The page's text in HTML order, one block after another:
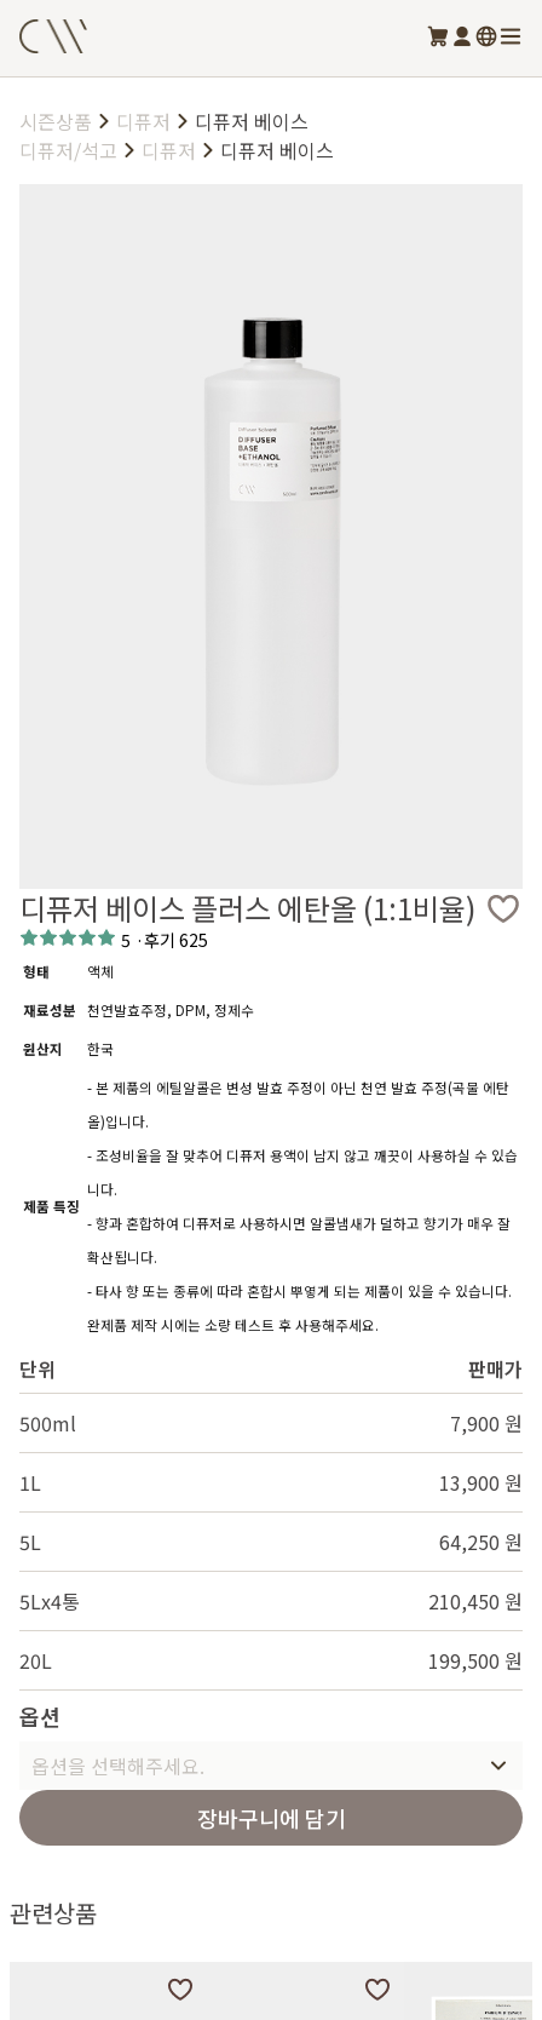
시즌상품 디퓨저
디퓨저 베이스
디퓨저/석고
디퓨저 디퓨저 베이스
디퓨저 베이스 플러스 에탄올 (1:1비율)
5 ·후기 625
형태
액체
재료성분
천연발효주정, DPM, 정제수
원산지
한국
제품 특징
- 본 제품의 에틸알콜은 변성 발효 주정이 아닌 천연 발효 주정(곡물 에탄
올)입니다.
- 조성비율을 잘 맞추어 디퓨저 용액이 남지 않고 깨끗이 사용하실 수 있습
니다.
- 향과 혼합하여 디퓨저로 사용하시면 알콜냄새가 덜하고 향기가 매우 잘
확산됩니다.
- 타사 향 또는 종류에 따라 혼합시 뿌옇게 되는 제품이 있을 수 있습니다.
완제품 제작 시에는 소량 테스트 후 사용해주세요.
단위
판매가
500ml
7,900 원
1L 13,900 원
5L 64,250 원
5Lx4통 210,450 원
20L 199,500 원
옵션
옵션을 선택해주세요.
장바구니에 담기
관련상품